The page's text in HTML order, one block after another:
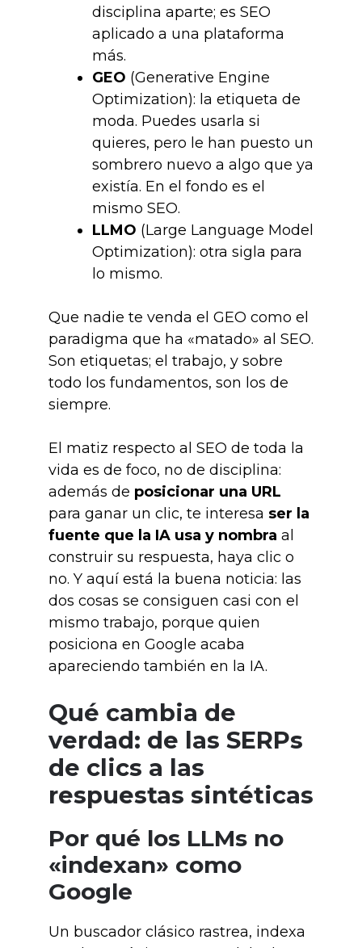
disciplina aparte; es SEO
aplicado a una plataforma
más.
GEO (Generative Engine
Optimization): la etiqueta de
moda. Puedes usarla si
quieres, pero le han puesto un
sombrero nuevo a algo que ya
existía. En el fondo es el
mismo SEO.
LLMO (Large Language Model
Optimization): otra sigla para
lo mismo.
Que nadie te venda el GEO como el
paradigma que ha «matado» al SEO.
Son etiquetas; el trabajo, y sobre
todo los fundamentos, son los de
siempre.
El matiz respecto al SEO de toda la
vida es de foco, no de disciplina:
además de posicionar una URL
para ganar un clic, te interesa ser la
fuente que la IA usa y nombra al
construir su respuesta, haya clic o
no. Y aquí está la buena noticia: las
dos cosas se consiguen casi con el
mismo trabajo, porque quien
posiciona en Google acaba
apareciendo también en la IA.
Qué cambia de
verdad: de las SERPs
de clics a las
respuestas sintéticas
Por qué los LLMs no
«indexan» como
Google
Un buscador clásico rastrea, indexa